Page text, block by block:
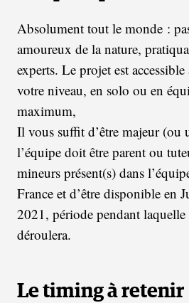
Absolument tout le monde :
amoureux de la nature,
experts. Le projet est
votre niveau, en solo ou en
maximum,
Il vous suffit d’être majeur (ou
l’équipe doit être parent ou
mineurs présent(s) dans
France et d’être disponible en
2021, période pendant laquelle
déroulera.
Le timing à retenir